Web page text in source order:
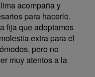
acompaña y
para hacerlo.
fija que adoptamos
extra para el
pero no
muy atentos a la